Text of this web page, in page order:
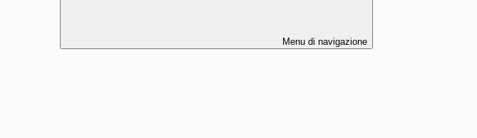
Menu di navigazione